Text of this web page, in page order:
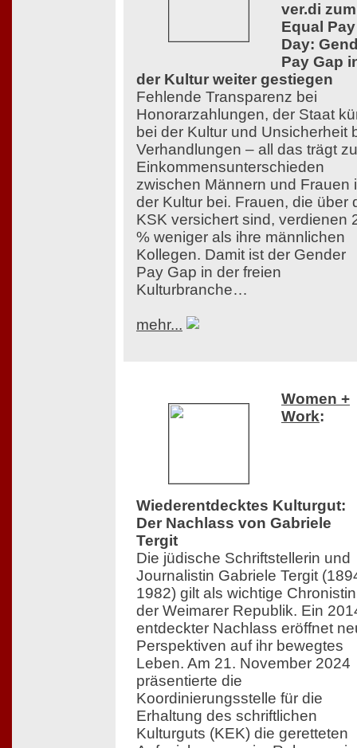
ver.di zum
Equal Pay
Day:
Pay Gap
der Kultur weiter gestiegen
Fehlende Transparenz bei
Honorarzahlungen, der Staat
bei der Kultur und Unsicherheit
Verhandlungen – all das trägt zu
Einkommensunterschieden
zwischen Männern und Frauen
der Kultur bei. Frauen, die über
KSK versichert sind, verdienen
% weniger als ihre männlichen
Kollegen. Damit ist der Gender
Pay Gap in der freien
Kulturbranche…
mehr...
Women +
Work:
Wiederentdecktes Kulturgut:
Der Nachlass von Gabriele
Tergit
Die jüdische Schriftstellerin und
Journalistin Gabriele Tergit
1982) gilt als wichtige Chronistin
der Weimarer Republik. Ein
entdeckter Nachlass eröffnet
Perspektiven auf ihr bewegtes
Leben. Am 21. November 2024
präsentierte die
Koordinierungsstelle für die
Erhaltung des schriftlichen
Kulturguts (KEK) die geretteten